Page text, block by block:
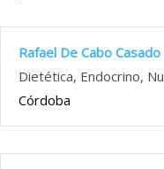
Rafael De Cabo Casado
Dietética, Endocrino,
Córdoba